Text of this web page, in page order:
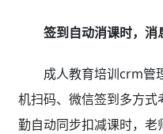
签到自动消课时，消
成人教育培训crm管
机扫码、微信签到多方
勤自动同步扣减课时，